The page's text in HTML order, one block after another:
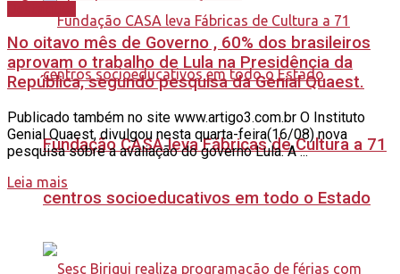
Fundação CASA leva Fábricas de Cultura a 71
centros socioeducativos em todo o Estado
No oitavo mês de Governo , 60% dos brasileiros
aprovam o trabalho de Lula na Presidência da
República, segundo pesquisa da Genial Quaest.
Publicado também no site www.artigo3.com.br O Instituto
Genial Quaest, divulgou nesta quarta-feira(16/08) nova
pesquisa sobre a avaliação do governo Lula. A ...
Leia mais